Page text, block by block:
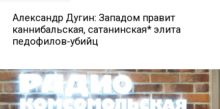
Александр Дугин: Западом правит
каннибальская, сатанинская* элита
педофилов-убийц